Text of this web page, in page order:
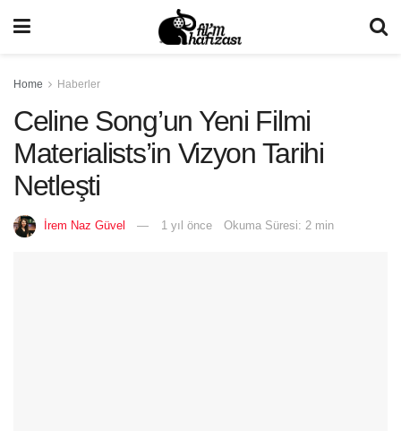
Home Haberler
Celine Song’un Yeni Filmi
Materialists’in Vizyon Tarihi
Netleşti
İrem Naz Güvel 1 yıl önce Okuma Süresi: 2 min